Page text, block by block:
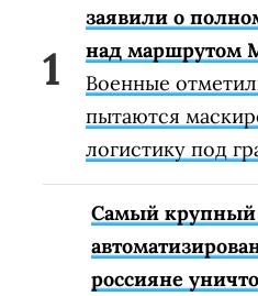
заявили о
над маршрутом
Военные
пытаются
логистику под
Самый крупный
россияне